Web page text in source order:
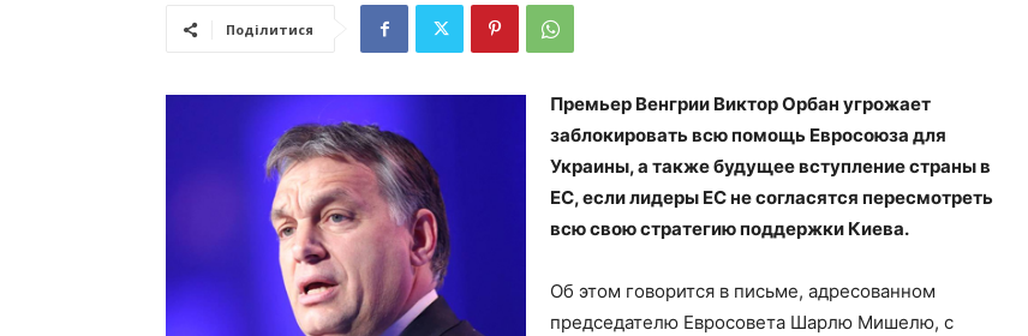
Поділитися
Премьер Венгрии Виктор Орбан угрожает
заблокировать всю помощь Евросоюза для
Украины, а также будущее вступление страны в
ЕС, если лидеры ЕС не согласятся пересмотреть
всю свою стратегию поддержки Киева.
Об этом говорится в письме, адресованном
председателю Евросовета Шарлю Мишелю, с